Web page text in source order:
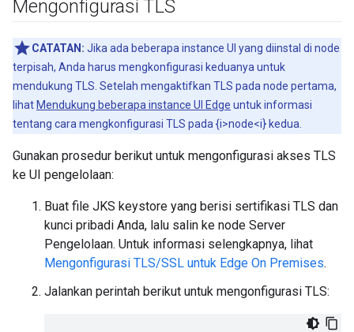
Mengonfigurasi TLS
CATATAN: Jika ada beberapa instance UI yang diinstal di node
terpisah, Anda harus mengkonfigurasi keduanya untuk
mendukung TLS. Setelah mengaktifkan TLS pada node pertama,
lihat Mendukung beberapa instance UI Edge untuk informasi
tentang cara mengkonfigurasi TLS pada {i>node<i} kedua.
Gunakan prosedur berikut untuk mengonfigurasi akses TLS
ke UI pengelolaan:
Buat file JKS keystore yang berisi sertifikasi TLS dan
kunci pribadi Anda, lalu salin ke node Server
Pengelolaan. Untuk informasi selengkapnya, lihat
Mengonfigurasi TLS/SSL untuk Edge On Premises.
Jalankan perintah berikut untuk mengonfigurasi TLS: